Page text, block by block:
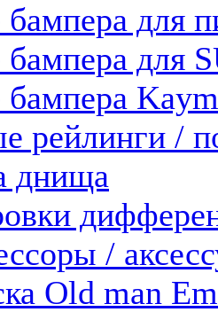
бампера для
бампера для
бампера
рейлинги /
днища
/
Old man